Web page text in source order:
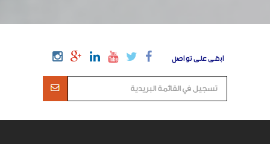
ابقى على تواصل